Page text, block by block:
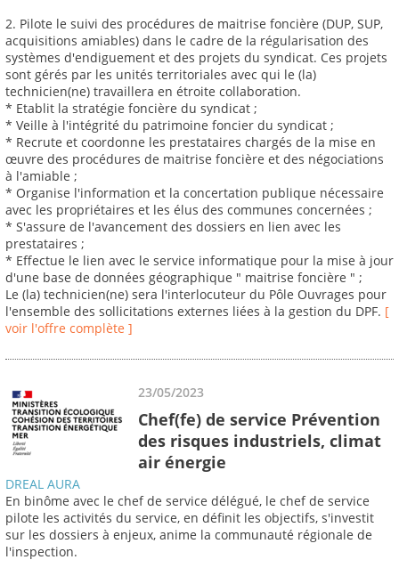
2. Pilote le suivi des procédures de maitrise foncière (DUP, SUP,
acquisitions amiables) dans le cadre de la régularisation des
systèmes d'endiguement et des projets du syndicat. Ces projets
sont gérés par les unités territoriales avec qui le (la)
technicien(ne) travaillera en étroite collaboration.
* Etablit la stratégie foncière du syndicat ;
* Veille à l'intégrité du patrimoine foncier du syndicat ;
* Recrute et coordonne les prestataires chargés de la mise en
œuvre des procédures de maitrise foncière et des négociations
à l'amiable ;
* Organise l'information et la concertation publique nécessaire
avec les propriétaires et les élus des communes concernées ;
* S'assure de l'avancement des dossiers en lien avec les
prestataires ;
* Effectue le lien avec le service informatique pour la mise à jour
d'une base de données géographique " maitrise foncière " ;
Le (la) technicien(ne) sera l'interlocuteur du Pôle Ouvrages pour
l'ensemble des sollicitations externes liées à la gestion du DPF. [
voir l'offre complète ]
23/05/2023
Chef(fe) de service Prévention
des risques industriels, climat
air énergie
DREAL AURA
En binôme avec le chef de service délégué, le chef de service
pilote les activités du service, en définit les objectifs, s'investit
sur les dossiers à enjeux, anime la communauté régionale de
l'inspection.